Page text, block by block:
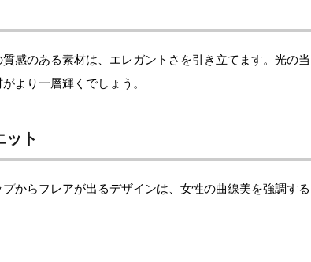
感のある素材は、エレガントさを引き立てます。光の当
より一層輝くでしょう。
ット
からフレアが出るデザインは、女性の曲線美を強調する